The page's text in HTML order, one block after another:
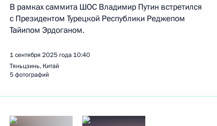
В рамках саммита ШОС Владимир Путин встретился
с Президентом Турецкой Республики Реджепом
Тайипом Эрдоганом.
1 сентября 2025 года 10:40
Тяньцзинь, Китай
5 фотографий